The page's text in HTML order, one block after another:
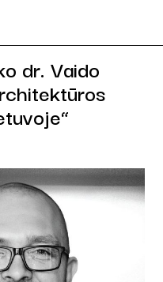
dr. Vaido